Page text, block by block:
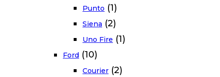
Punto (1)
Siena (2)
Uno Fire (1)
Ford (10)
Courier (2)